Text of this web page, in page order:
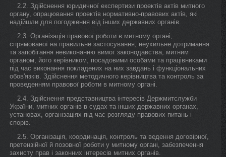
2.2. Здійснення юридичної експертизи проектів актів митного
органу, опрацювання проектів нормативно-правових актів, які
надійшли для погодження від інших державних органів.
2.3. Організація правової роботи в митному органі,
спрямованої на правильне застосування, неухильне дотримання
та запобігання невиконанню вимог законодавства, митним
органом, його керівником, посадовими особами та працівниками
під час виконання покладених на них завдань і функціональних
обов'язків. Здійснення методичного керівництва та контроль за
проведенням правової роботи в митному органі.
2.4. Здійснення представництва інтересів Держмитслужби
України, митних органів в судах та інших державних органах,
установах, організаціях під час розгляду правових питань і
спорів.
2.5. Організація, координація, контроль та ведення договірної,
претензійної й позовної роботи у митному органі, забезпечення
захисту прав і законних інтересів митних органів.